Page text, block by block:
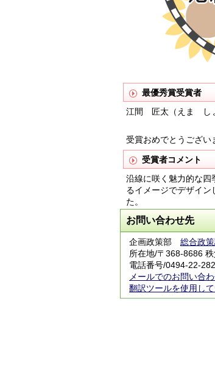
最優秀賞受賞者
江間 匠太（えま し
受賞おめでとうござい
受賞者コメント
沿線に咲く魅力的な四
るイメージでデザイ
た。
お問い合わせ先
企画政策部 総合政
所在地/〒368-8686
電話番号/0494-22-
メールでのお問い合
翻訳ツールを使用し